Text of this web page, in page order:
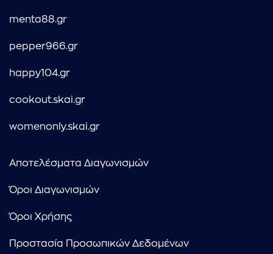
menta88.gr
pepper966.gr
happy104.gr
cookout.skai.gr
womenonly.skai.gr
Αποτελέσματα Διαγωνισμών
Όροι Διαγωνισμών
Όροι Χρήσης
Προστασία Προσωπικών Δεδομένων